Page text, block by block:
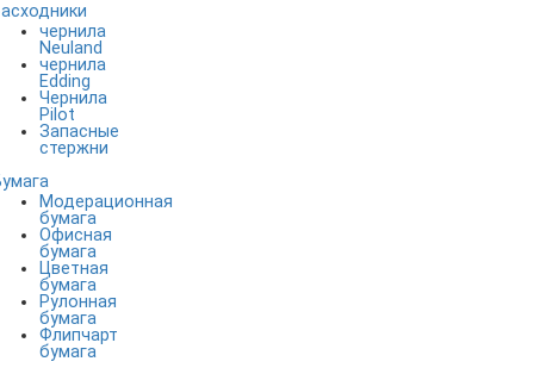
чернила
Neuland
чернила
Edding
Чернила
Pilot
Запасные
стержни
Модерационная
бумага
Офисная
бумага
Цветная
бумага
Рулонная
бумага
Флипчарт
бумага